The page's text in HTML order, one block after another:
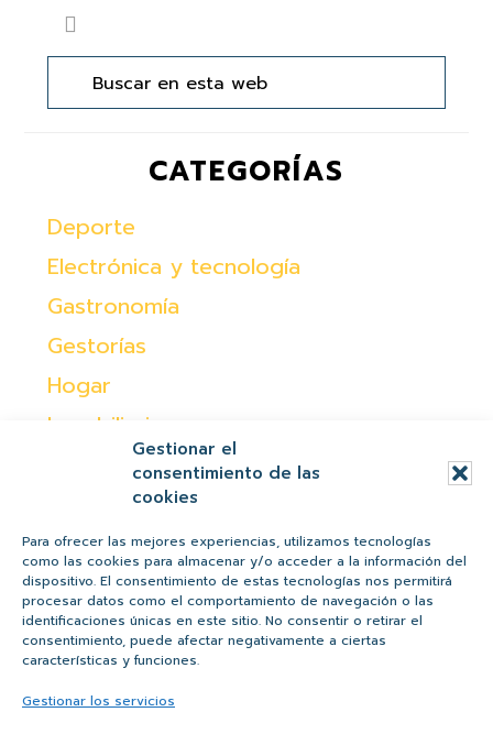
Gestionar el
consentimiento de las
cookies
Para ofrecer las mejores experiencias, utilizamos tecnologías
como las cookies para almacenar y/o acceder a la información del
dispositivo. El consentimiento de estas tecnologías nos permitirá
procesar datos como el comportamiento de navegación o las
identificaciones únicas en este sitio. No consentir o retirar el
consentimiento, puede afectar negativamente a ciertas
características y funciones.
Gestionar los servicios
lateral
principal
Buscar
en
web
CATEGORÍAS
Deporte
Electrónica y tecnología
Gastronomía
Gestorías
Hogar
Inmobiliaria
Otras
Peques
Regalos
Salud y belleza
Tiendas